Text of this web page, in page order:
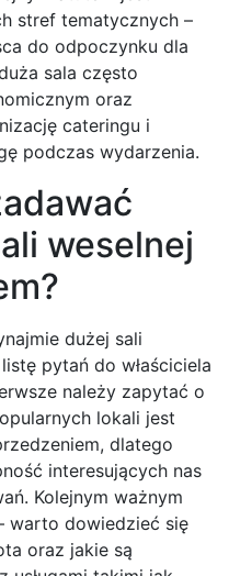
stref tematycznych –
do odpoczynku dla
sala często
oraz
cateringu i
podczas wydarzenia.
weselnej
dużej sali
pytań do właściciela
należy zapytać o
lokali jest
dlatego
interesujących nas
Kolejnym ważnym
warto dowiedzieć się
oraz jakie są